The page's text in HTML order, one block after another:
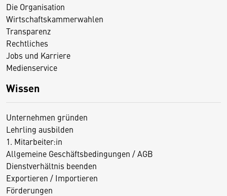
Die Organisation
Wirtschaftskammerwahlen
Transparenz
Rechtliches
Jobs und Karriere
Medienservice
Wissen
Unternehmen gründen
Lehrling ausbilden
1. Mitarbeiter:in
Allgemeine Geschäftsbedingungen / AGB
Dienstverhältnis beenden
Exportieren / Importieren
Förderungen